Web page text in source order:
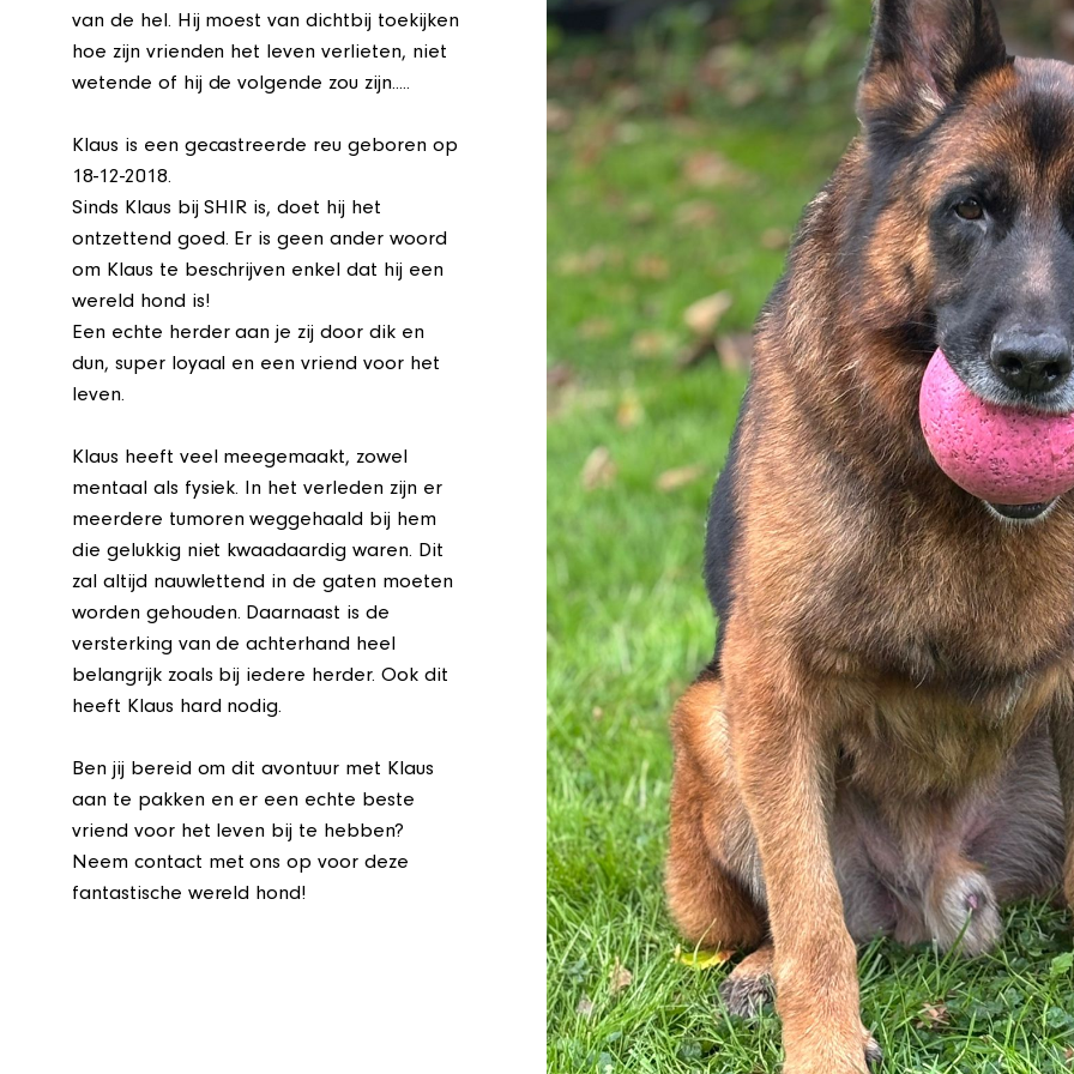
van de hel. Hij moest van dichtbij toekijken
hoe zijn vrienden het leven verlieten, niet
wetende of hij de volgende zou zijn.....
Klaus is een gecastreerde reu geboren op
18-12-2018.
Sinds Klaus bij SHIR is, doet hij het
ontzettend goed. Er is geen ander woord
om Klaus te beschrijven enkel dat hij een
wereld hond is!
Een echte herder aan je zij door dik en
dun, super loyaal en een vriend voor het
leven.
Klaus heeft veel meegemaakt, zowel
mentaal als fysiek. In het verleden zijn er
meerdere tumoren weggehaald bij hem
die gelukkig niet kwaadaardig waren. Dit
zal altijd nauwlettend in de gaten moeten
worden gehouden. Daarnaast is de
versterking van de achterhand heel
belangrijk zoals bij iedere herder. Ook dit
heeft Klaus hard nodig.
Ben jij bereid om dit avontuur met Klaus
aan te pakken en er een echte beste
vriend voor het leven bij te hebben?
Neem contact met ons op voor deze
fantastische wereld hond!